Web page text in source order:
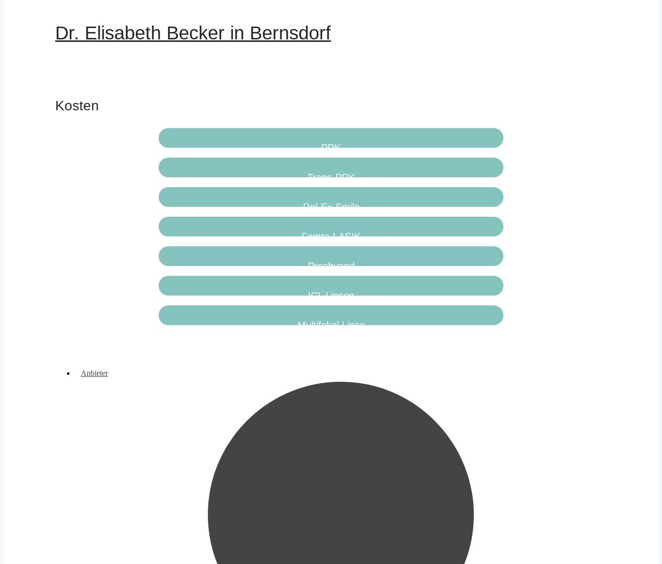
Dr. Elisabeth Becker in Bernsdorf
Kosten
PRK
Trans-PRK
ReLEx-Smile
Femto-LASIK
Presbyond
ICL Linsen
Multifokal Linse
Anbieter